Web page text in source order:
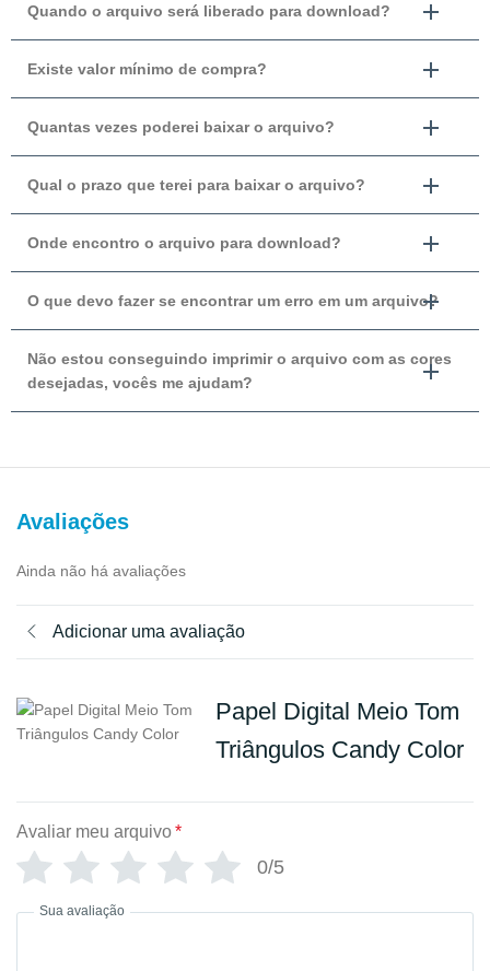
Quando o arquivo será liberado para download?
Existe valor mínimo de compra?
Quantas vezes poderei baixar o arquivo?
Qual o prazo que terei para baixar o arquivo?
Onde encontro o arquivo para download?
O que devo fazer se encontrar um erro em um arquivo?
Não estou conseguindo imprimir o arquivo com as cores
desejadas, vocês me ajudam?
Avaliações
Ainda não há avaliações
Adicionar uma avaliação
Papel Digital Meio Tom
Triângulos Candy Color
Avaliar meu arquivo*
0/5
Sua avaliação